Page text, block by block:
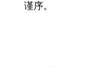
谨序。